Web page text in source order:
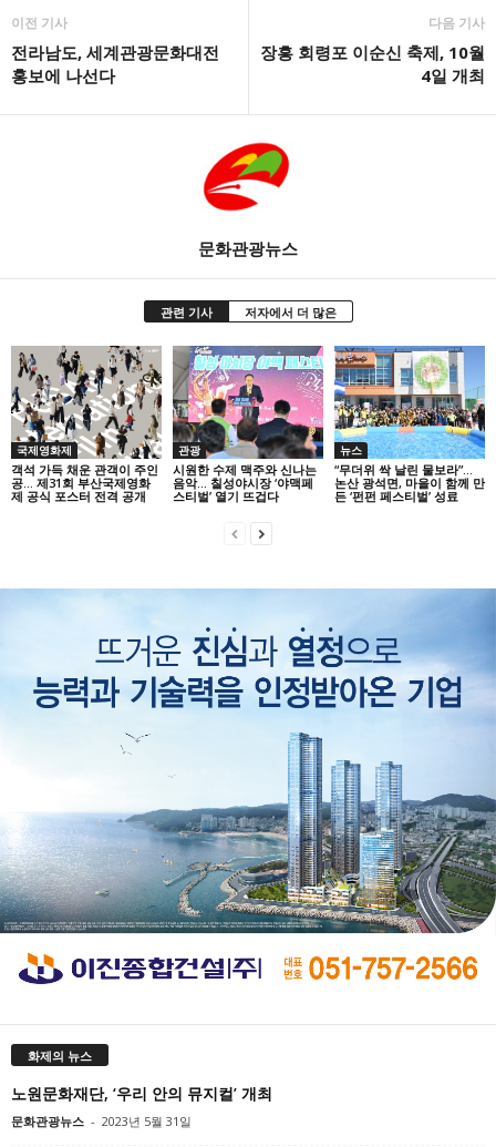
이전 기사
전라남도, 세계관광문화대전
홍보에 나선다
다음 기사
장흥 회령포 이순신 축제, 10월
4일 개최
문화관광뉴스
관련 기사 저자에서 더 많은
국제영화제
객석 가득 채운 관객이 주인
공… 제31회 부산국제영화
제 공식 포스터 전격 공개
관광
시원한 수제 맥주와 신나는
음악… 칠성야시장 ‘야맥페
스티벌’ 열기 뜨겁다
뉴스
“무더위 싹 날린 물보라”…
논산 광석면, 마을이 함께 만
든 ‘펀펀 페스티벌’ 성료
화제의 뉴스
노원문화재단, ‘우리 안의 뮤지컬’ 개최
문화관광뉴스 - 2023년 5월 31일